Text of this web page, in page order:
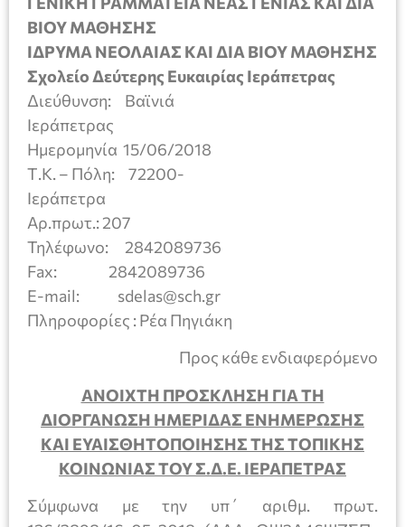
ΒΙΟΥ ΜΑΘΗΣΗΣ
ΙΔΡΥΜΑ ΝΕΟΛΑΙΑΣ ΚΑΙ ΔΙΑ ΒΙΟΥ ΜΑΘΗΣΗΣ
Σχολείο Δεύτερης Ευκαιρίας Ιεράπετρας
Διεύθυνση: Βαϊνιά
Ιεράπετρας
Ημερομηνία 15/06/2018
Τ.Κ. – Πόλη: 72200-
Ιεράπετρα
Αρ.πρωτ.: 207
Τηλέφωνο: 2842089736
Fax: 2842089736
E-mail: sdelas@sch.gr
Πληροφορίες : Ρέα Πηγιάκη
Προς κάθε ενδιαφερόμενο
ΑΝΟΙΧΤΗ ΠΡΟΣΚΛΗΣΗ ΓΙΑ ΤΗ
ΔΙΟΡΓΑΝΩΣΗ ΗΜΕΡΙΔΑΣ ΕΝΗΜΕΡΩΣΗΣ
ΚΑΙ ΕΥΑΙΣΘΗΤΟΠΟΙΗΣΗΣ ΤΗΣ ΤΟΠΙΚΗΣ
ΚΟΙΝΩΝΙΑΣ ΤΟΥ Σ.Δ.Ε. ΙΕΡΑΠΕΤΡΑΣ
Σύμφωνα με την υπ΄ αριθμ. πρωτ.